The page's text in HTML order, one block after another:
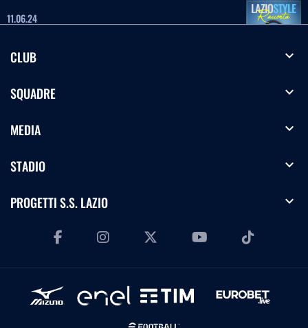
11.06.24
11.06.24
Edy Reja - Episodio 3
Edy Reja - Episodio 4
Edy Reja - Episodio 5
11.06.24
CLUB expand_more
SQUADRE expand_more
MEDIA expand_more
STADIO expand_more
PROGETTI S.S. LAZIO expand_more